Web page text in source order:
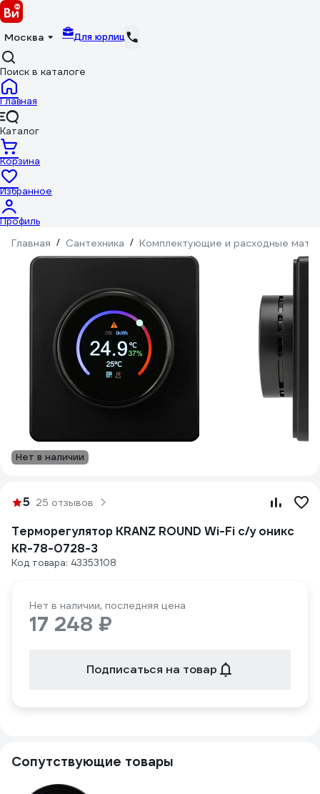
Москва Для юрлиц
Поиск в каталоге
Главная
Каталог
Корзина
Избранное
Профиль
Главная / Сантехника / Комплектующие и расходные
Нет в наличии
5 25 отзывов
Терморегулятор KRANZ ROUND Wi-Fi с/у оникс
KR-78-0728-3
Код товара: 43353108
Нет в наличии, последняя цена
17 248 ₽
Подписаться на товар
Сопутствующие товары